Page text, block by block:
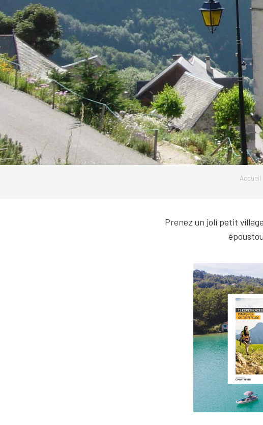
Accueil
Prenez un joli petit